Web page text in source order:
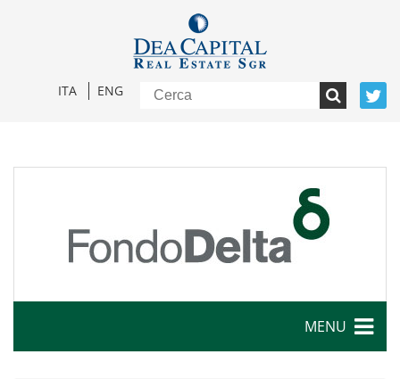
ITA ENG
MENU